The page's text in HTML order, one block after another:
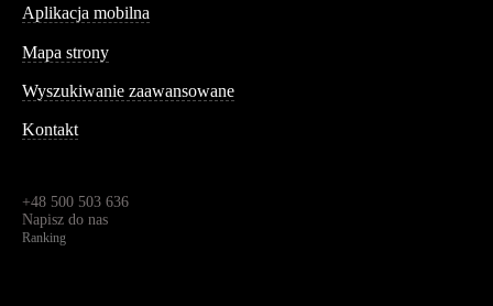
Aplikacja mobilna
Mapa strony
Wyszukiwanie zaawansowane
Kontakt
+48 500 503 636
Napisz do nas
Ranking